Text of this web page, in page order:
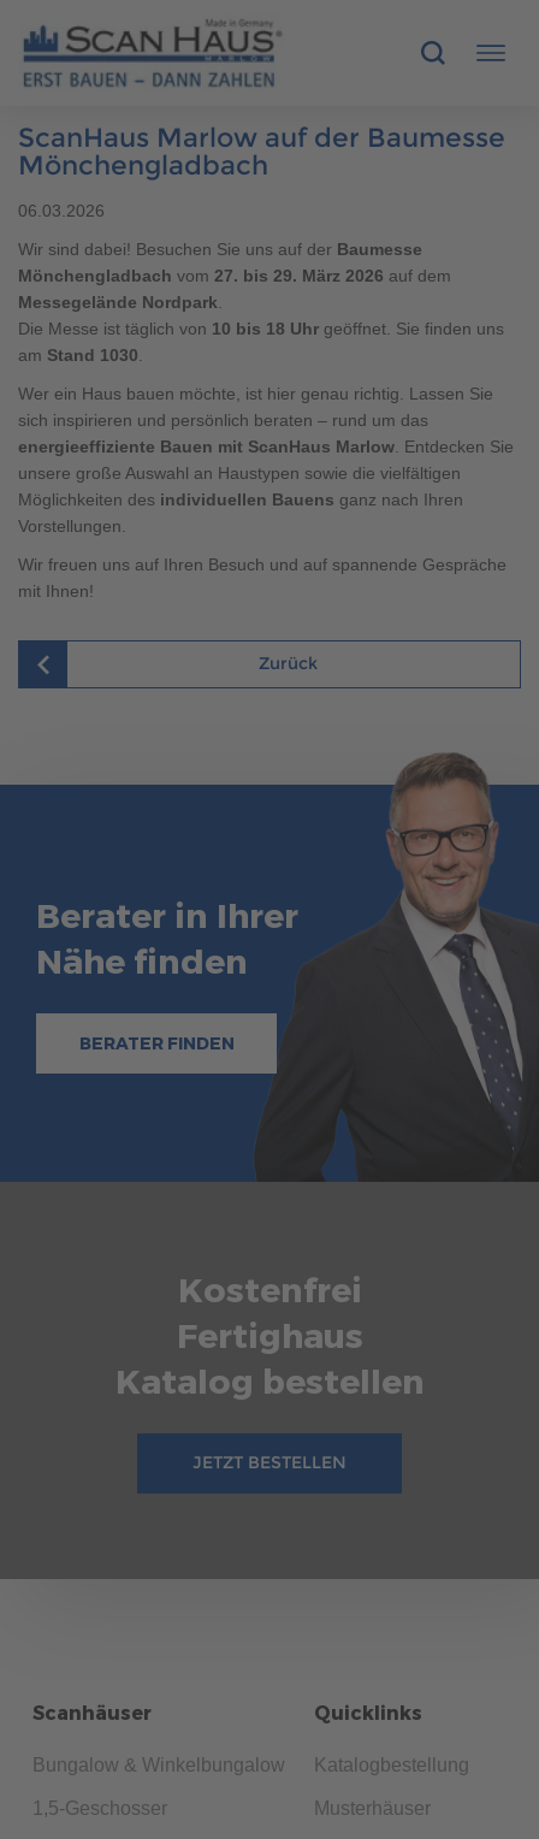
HÄUSER
MUSTERHÄUSER
SCANHAUS-VORTEILE
RUND UMS BAUEN
ÜBER UNS
KONTAKT
Brauchen Sie Hilfe?
038221 4000
MUSTERHAUS FINDEN
ScanHaus Marlow auf der Baumesse
Mönchengladbach
06.03.2026
Wir sind dabei! Besuchen Sie uns auf der Baumesse
Mönchengladbach vom 27. bis 29. März 2026 auf dem
Messegelände Nordpark
Die Messe ist täglich von 10 bis 18 Uhr geöffnet. Sie finden uns
am Stand 1030
Wer ein Haus bauen möchte, ist hier genau richtig. Lassen Sie
sich inspirieren und persönlich beraten – rund um das
energieeffiziente Bauen mit ScanHaus Marlow . Entdecken Sie
unsere große Auswahl an Haustypen sowie die vielfältigen
Möglichkeiten des individuellen Bauens ganz nach Ihren
Vorstellungen.
Wir freuen uns auf Ihren Besuch und auf spannende Gespräche
mit Ihnen!
Zurück
Berater in Ihrer
Nähe finden
BERATER FINDEN
Kostenfrei
Fertighaus
Katalog bestellen
JETZT BESTELLEN
Scanhäuser
Bungalow & Winkelbungalow
1,5-Geschosser
Quicklinks
Katalogbestellung
Musterhäuser